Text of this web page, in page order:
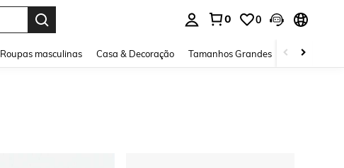
0 0
Roupas masculinas Casa & Decoração Tamanhos Grandes Joias e